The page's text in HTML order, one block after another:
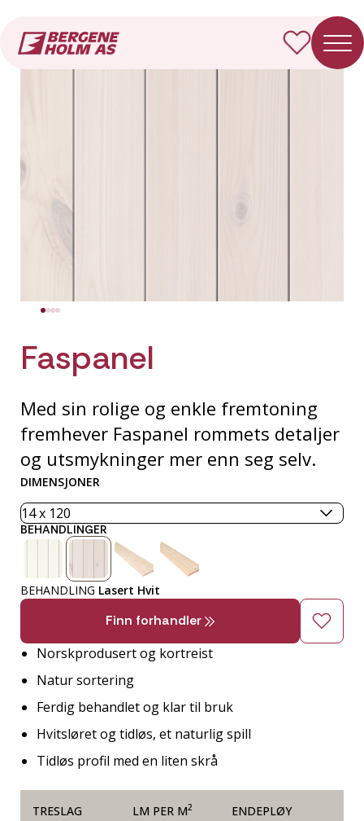
Faspanel
Med sin rolige og enkle fremtoning
fremhever Faspanel rommets detaljer
og utsmykninger mer enn seg selv.
DIMENSJONER
BEHANDLINGER
BEHANDLING Lasert Hvit
Finn forhandler
Norskprodusert og kortreist
Natur sortering
Ferdig behandlet og klar til bruk
Hvitsløret og tidløs, et naturlig spill
Tidløs profil med en liten skrå
TRESLAG LM PER M2 ENDEPLØY